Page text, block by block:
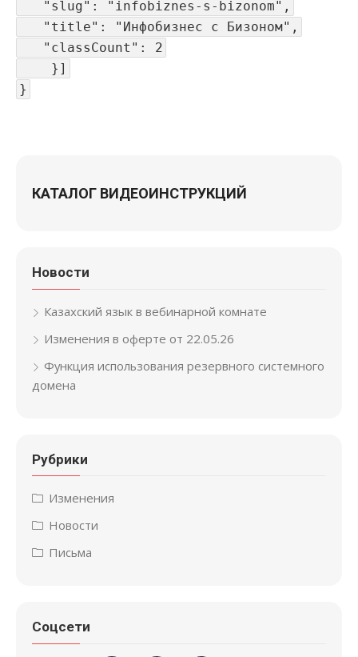
"slug": "infobiznes-s-bizonom",
"title": "Инфобизнес с Бизоном",
"classCount": 2
}]
}
КАТАЛОГ ВИДЕОИНСТРУКЦИЙ
Новости
Казахский язык в вебинарной комнате
Изменения в оферте от 22.05.26
Функция использования резервного системного
домена
Рубрики
Изменения
Новости
Письма
Соцсети